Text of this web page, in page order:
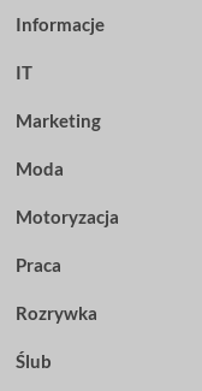
Informacje
IT
Marketing
Moda
Motoryzacja
Praca
Rozrywka
Ślub